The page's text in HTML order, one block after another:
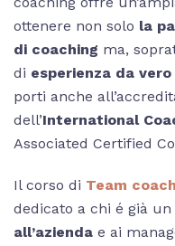
ottenere non solo la
di coaching ma,
di esperienza da
porti anche
dell’International
Associated Certified
Il corso di Team
dedicato a chi é già un
all’azienda e ai